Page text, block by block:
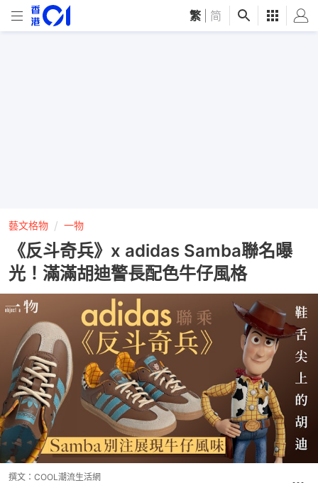
繁 简
藝文格物 一物
《反斗奇兵》x adidas Samba聯名曝
光！滿滿胡迪警長配色牛仔風格
撰文： COOL潮流生活網